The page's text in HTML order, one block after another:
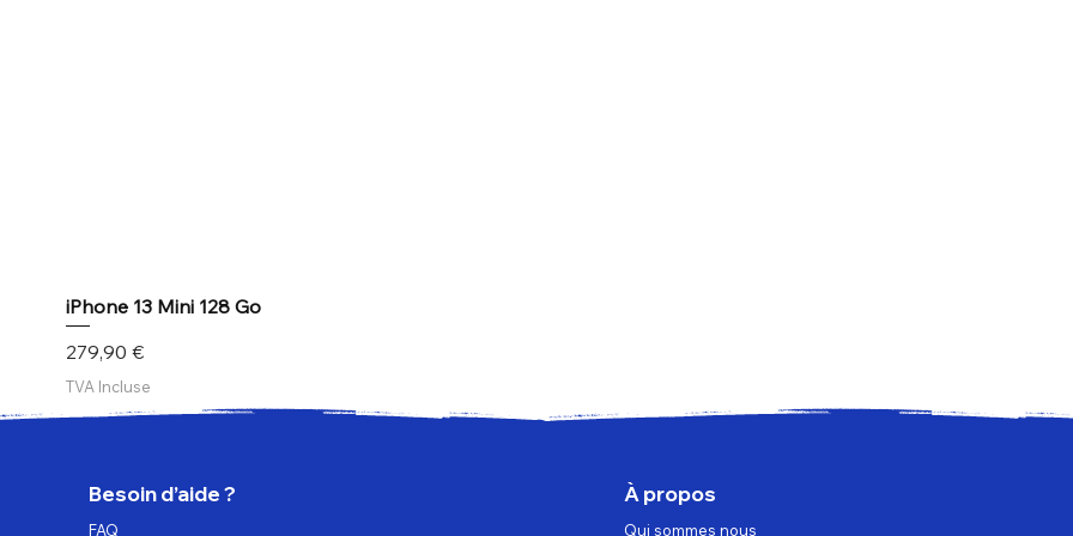
iPhone 13 Mini 128 Go
Prix
279,90 €
TVA Incluse
Besoin d’aide ?
FAQ
À propos
Qui sommes nous